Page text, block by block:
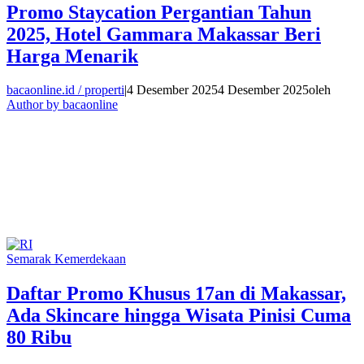
Promo Staycation Pergantian Tahun
2025, Hotel Gammara Makassar Beri
Harga Menarik
bacaonline.id / properti4 Desember 20254 Desember 2025oleh
Author by bacaonline
Semarak Kemerdekaan
Daftar Promo Khusus 17an di Makassar,
Ada Skincare hingga Wisata Pinisi Cuma
80 Ribu